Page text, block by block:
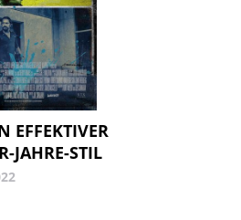
EFFEKTIVER
JAHRE-STIL